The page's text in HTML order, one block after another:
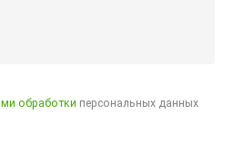
обработки персональных данных